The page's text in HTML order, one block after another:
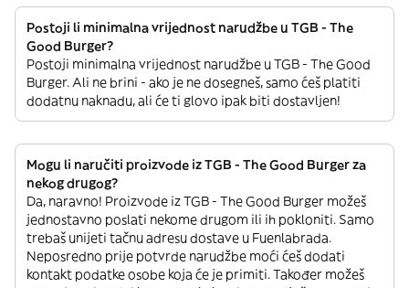
Postoji li minimalna vrijednost narudžbe u TGB - The
Good Burger?
Postoji minimalna vrijednost narudžbe u TGB - The Good
Burger. Ali ne brini - ako je ne dosegneš, samo ćeš platiti
dodatnu naknadu, ali će ti glovo ipak biti dostavljen!
Mogu li naručiti proizvode iz TGB - The Good Burger za
nekog drugog?
Da, naravno! Proizvode iz TGB - The Good Burger možeš
jednostavno poslati nekome drugom ili ih pokloniti. Samo
trebaš unijeti tačnu adresu dostave u Fuenlabrada.
Neposredno prije potvrde narudžbe moći ćeš dodati
kontakt podatke osobe koja će je primiti. Također možeš